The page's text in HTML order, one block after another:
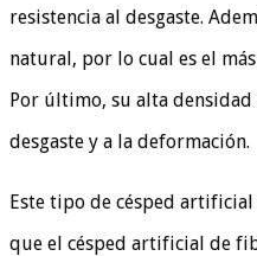
resistencia al desgaste.
natural, por lo cual es el
Por último, su alta
desgaste y a la deformación.
Este tipo de césped
que el césped artificial de